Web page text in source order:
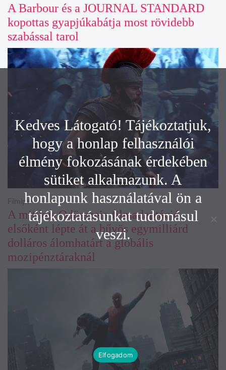
A Barbour és a JOURNAL STANDARD
kopottas gyapjúkabátja most rövidebb
szabással tarol
A mitikus Odüsszeia filmadaptáció
elsőként lépte át a bűvös egymilliárd
dolláros álomhatárt a globális
mozipénztáraknál
Filmipar
Kedves Látogató! Tájékoztatjuk,
hogy a honlap felhasználói
élmény fokozásának érdekében
sütiket alkalmazunk. A
honlapunk használatával ön a
tájékoztatásunkat tudomásul
veszi.
Elfogadom